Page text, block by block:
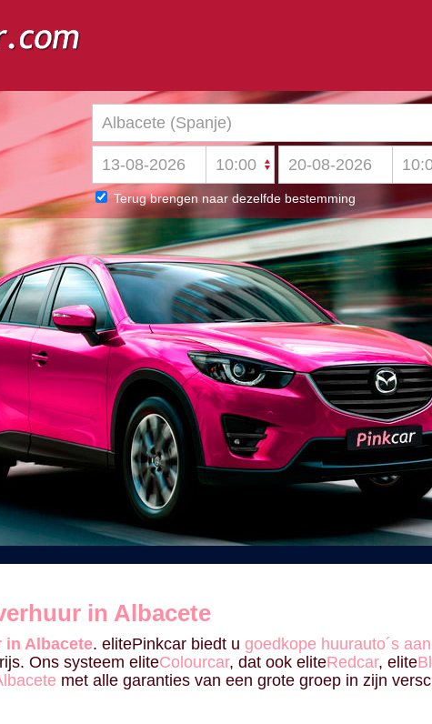
in Albacete
in Albacete. elitePinkcar biedt u goedkope huurauto´s
Ons systeem eliteColourcar, dat ook eliteRedcar, elite
met alle garanties van een grote groep in zijn
Terug brengen naar dezelfde bestemming